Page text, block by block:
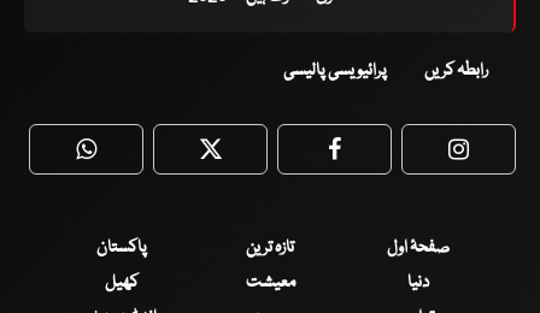
رابطہ کریں پرائیویسی پالیسی
WhatsApp Twitter Facebook
صفحۂ اول تازہ ترین
پاکستان
دنیا
معیشت
کھیل